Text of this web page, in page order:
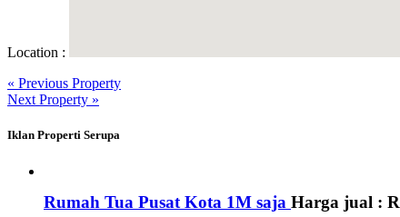
Location :
« Previous Property
Next Property »
Iklan Properti Serupa
Rumah Tua Pusat Kota 1M saja Harga jual :